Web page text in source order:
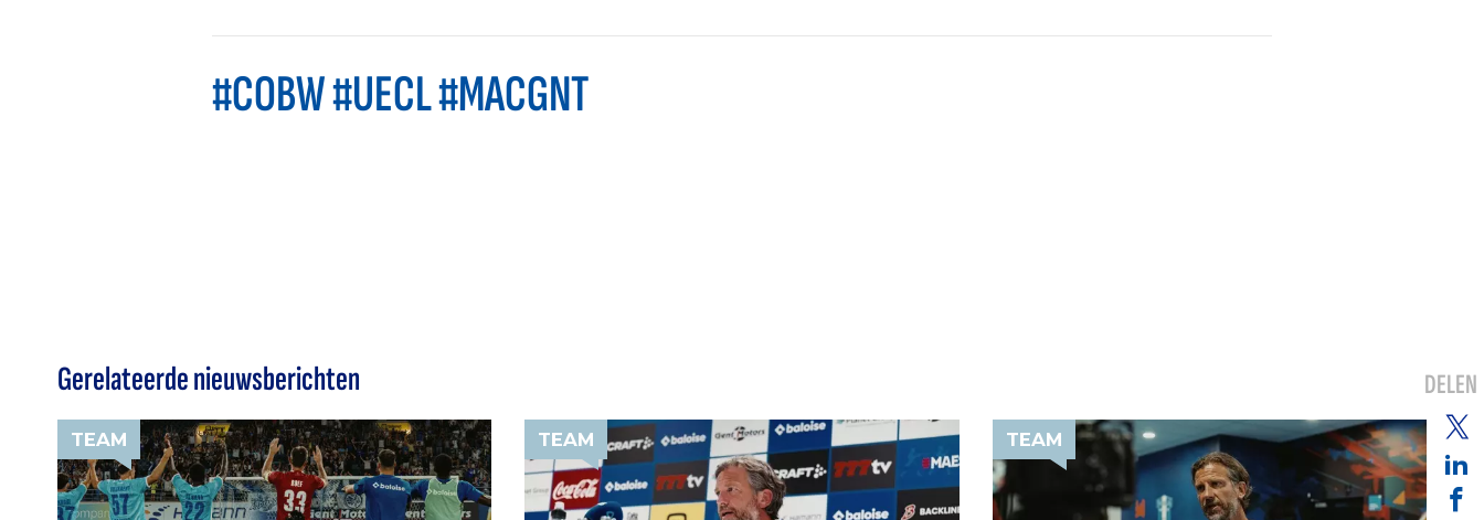
#COBW #UECL #MACGNT
Gerelateerde nieuwsberichten
TEAM TEAM TEAM
DELEN